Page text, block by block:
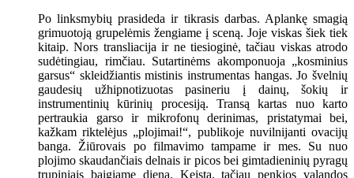
Po linksmybių prasideda ir tikrasis darbas. Aplankę smagią
grimuotoją grupelėmis žengiame į sceną. Joje viskas šiek tiek
kitaip. Nors transliacija ir ne tiesioginė, tačiau viskas atrodo
sudėtingiau, rimčiau. Sutartinėms akomponuoja „kosminius
garsus“ skleidžiantis mistinis instrumentas hangas. Jo švelnių
gaudesių užhipnotizuotas pasineriu į dainų, šokių ir
instrumentinių kūrinių procesiją. Transą kartas nuo karto
pertraukia garso ir mikrofonų derinimas, pristatymai bei,
kažkam riktelėjus „plojimai!“, publikoje nuvilnijanti ovacijų
banga. Žiūrovais po filmavimo tampame ir mes. Su nuo
plojimo skaudančiais delnais ir picos bei gimtadieninių pyragų
trupiniais baigiame dieną. Keista, tačiau penkios valandos